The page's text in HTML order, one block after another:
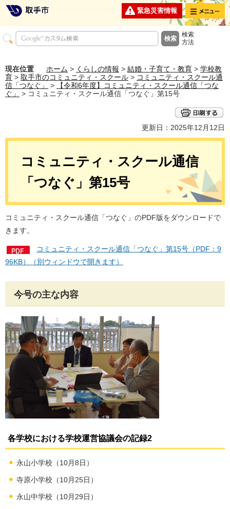
緊急災害情報 メニュー
検索
方法
現在位置 ホーム > くらしの情報 > 結婚・子育て・教育 > 学校教
育 > 取手市のコミュニティ・スクール > コミュニティ・スクール通
信「つなぐ」
>
【令和6年度】コミュニティ・スクール通信「つな
ぐ」
> コミュニティ・スクール通信「つなぐ」第15号
更新日：2025年12月12日
コミュニティ・スクール通信
「つなぐ」第15号
コミュニティ・スクール通信「つなぐ」のPDF版をダウンロードで
きます。
コミュニティ・スクール通信「つなぐ」第15号（PDF：9
96KB）（別ウィンドウで開きます）
今号の主な内容
各学校における学校運営協議会の記録2
永山小学校（10月8日）
寺原小学校（10月25日）
永山中学校（10月29日）